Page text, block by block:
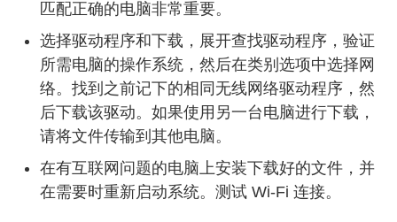
匹配正确的电脑非常重要。
选择驱动程序和下载，展开查找驱动程序，验证
所需电脑的操作系统，然后在类别选项中选择网
络。找到之前记下的相同无线网络驱动程序，然
后下载该驱动。如果使用另一台电脑进行下载，
请将文件传输到其他电脑。
在有互联网问题的电脑上安装下载好的文件，并
在需要时重新启动系统。测试 Wi-Fi 连接。